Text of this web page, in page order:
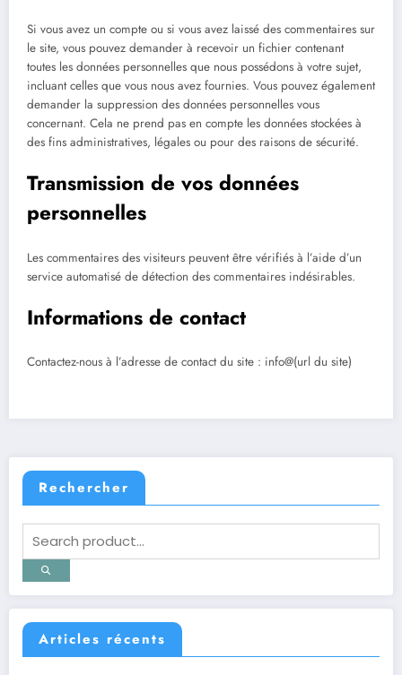
Si vous avez un compte ou si vous avez laissé des commentaires sur
le site, vous pouvez demander à recevoir un fichier contenant
toutes les données personnelles que nous possédons à votre sujet,
incluant celles que vous nous avez fournies. Vous pouvez également
demander la suppression des données personnelles vous
concernant. Cela ne prend pas en compte les données stockées à
des fins administratives, légales ou pour des raisons de sécurité.
Transmission de vos données
personnelles
Les commentaires des visiteurs peuvent être vérifiés à l’aide d’un
service automatisé de détection des commentaires indésirables.
Informations de contact
Contactez-nous à l’adresse de contact du site : info@(url du site)
Rechercher
Articles récents